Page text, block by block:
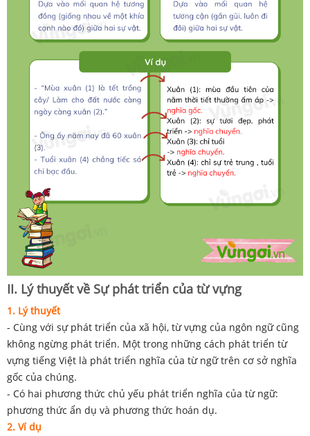
II. Lý thuyết về Sự phát triển của từ vựng
1. Lý thuyết
- Cùng với sự phát triển của xã hội, từ vựng của ngôn ngữ cũng
không ngừng phát triển. Một trong những cách phát triển từ
vựng tiếng Việt là phát triển nghĩa của từ ngữ trên cơ sở nghĩa
gốc của chúng.
- Có hai phương thức chủ yếu phát triển nghĩa của từ ngữ:
phương thức ẩn dụ và phương thức hoán dụ.
2. Ví dụ